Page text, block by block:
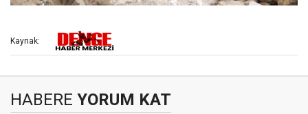
Kaynak:
HABERE YORUM KAT